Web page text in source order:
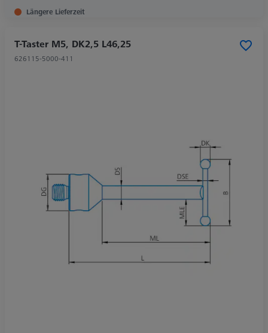
Längere Lieferzeit
T-Taster M5, DK2,5 L46,25
626115-5000-411